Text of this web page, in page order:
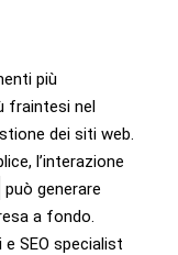
più
fraintesi nel
dei siti web.
l’interazione
può generare
a fondo.
SEO specialist